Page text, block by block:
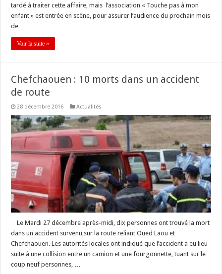
tardé à traiter cette affaire, mais l’association « Touche pas à mon
enfant » est entrée en scène, pour assurer l’audience du prochain mois
de …
Voir la suite »
Chefchaouen : 10 morts dans un accident
de route
28 décembre 2016 Actualités
Le Mardi 27 décembre après-midi, dix personnes ont trouvé la mort
dans un accident survenu,sur la route reliant Oued Laou et
Chefchaouen. Les autorités locales ont indiqué que l’accident a eu lieu
suite à une collision entre un camion et une fourgonnette, tuant sur le
coup neuf personnes, …